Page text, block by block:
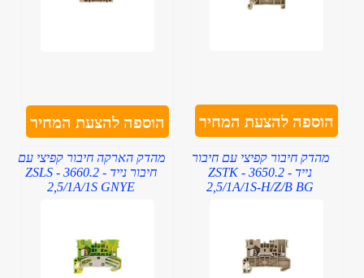
הוספה להצעת המחיר הוספה להצעת המחיר
מהדק חיבור קפיצי עם חיבור
נייד - 3650.2 - ZSTK
2,5/1A/1S-H/Z/B BG
מהדק הארקה חיבור קפיצי עם
חיבור נייד - 3660.2 - ZSLS
2,5/1A/1S GNYE